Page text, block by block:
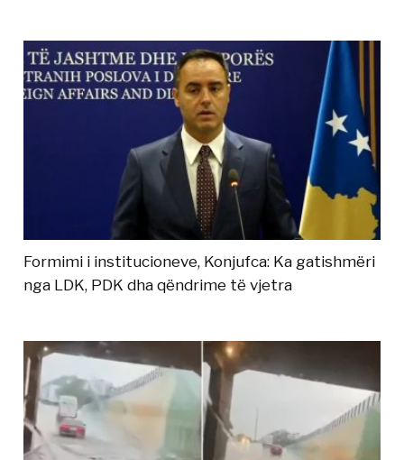
Formimi i institucioneve, Konjufca: Ka gatishmëri
nga LDK, PDK dha qëndrime të vjetra